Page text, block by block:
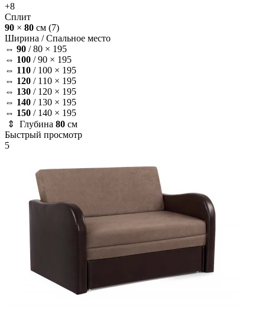
+8
Сплит
90 × 80 см (7)
Ширина /Спальное место
⇔ 90 /80 × 195
⇔ 100 /90 × 195
⇔ 110 / 100 × 195
⇔ 120 / 110 × 195
⇔ 130 / 120 × 195
⇔ 140 / 130 × 195
⇔ 150 / 140 × 195
⇕ Глубина 80 см
Быстрый просмотр
5